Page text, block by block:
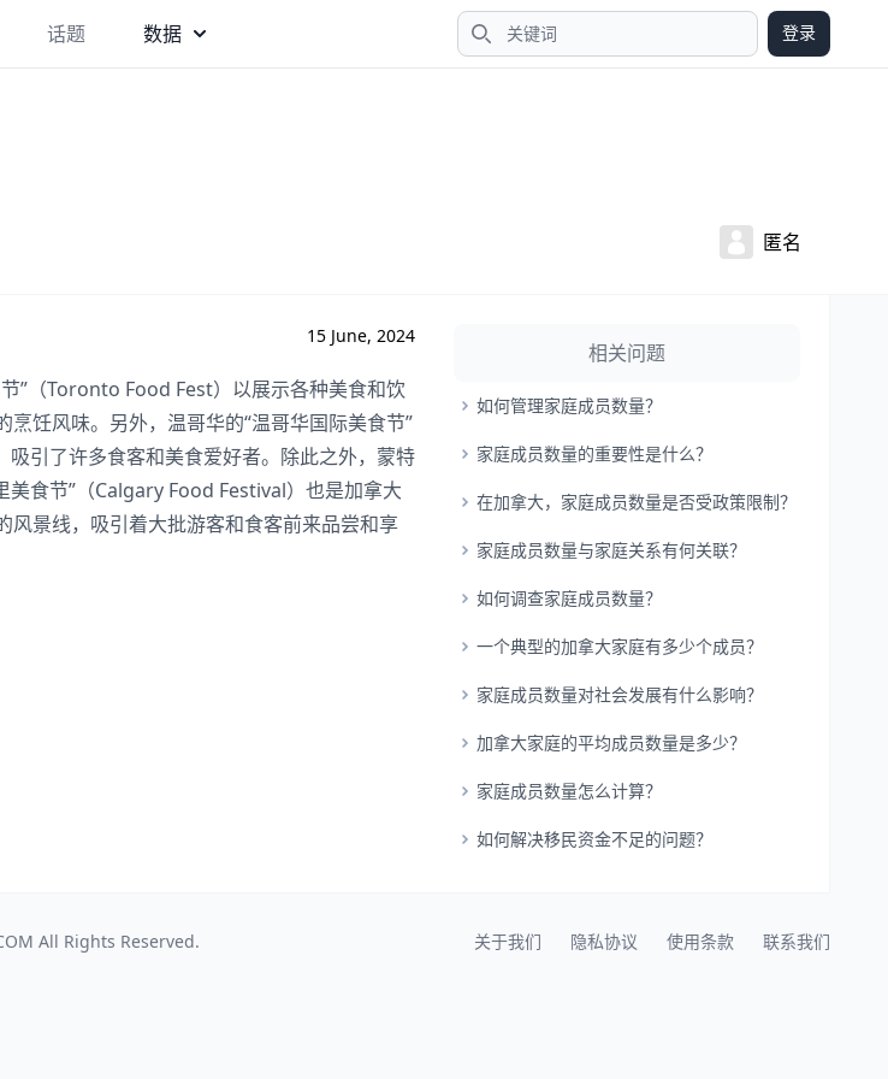
搜索
登录
话题 数据
匿名
15 June, 2024
”（Toronto Food Fest）以展示各种美食和饮
饪风味。另外，温哥华的“温哥华国际美食节”
引了许多食客和美食爱好者。除此之外，蒙特
食节”（Calgary Food Festival）也是加拿大
景线，吸引着大批游客和食客前来品尝和享
相关问题
如何管理家庭成员数量？
家庭成员数量的重要性是什么？
在加拿大，家庭成员数量是否受政策限制？
家庭成员数量与家庭关系有何关联？
如何调查家庭成员数量？
一个典型的加拿大家庭有多少个成员？
家庭成员数量对社会发展有什么影响？
加拿大家庭的平均成员数量是多少？
家庭成员数量怎么计算？
如何解决移民资金不足的问题？
关于我们 隐私协议 使用条款 联系我们
All Rights Reserved.